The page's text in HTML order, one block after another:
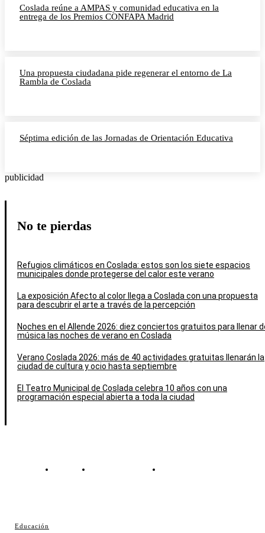
Educación
Coslada reúne a AMPAS y comunidad educativa en la
entrega de los Premios CONFAPA Madrid
Una propuesta ciudadana pide regenerar el entorno de La
Rambla de Coslada
Séptima edición de las Jornadas de Orientación Educativa
publicidad
No te pierdas
Refugios climáticos en Coslada: estos son los siete espacios
municipales donde protegerse del calor este verano
La exposición Afecto al color llega a Coslada con una propuesta
para descubrir el arte a través de la percepción
Noches en el Allende 2026: diez conciertos gratuitos para llenar
música las noches de verano en Coslada
Verano Coslada 2026: más de 40 actividades gratuitas llenarán la
ciudad de cultura y ocio hasta septiembre
El Teatro Municipal de Coslada celebra 10 años con una
programación especial abierta a toda la ciudad
Contacto Política de cookies